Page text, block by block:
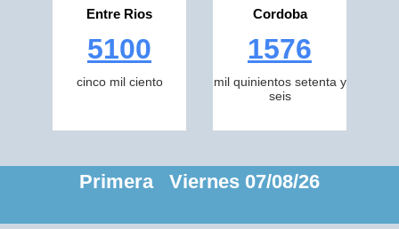
Entre Rios
5100
cinco mil ciento
Cordoba
1576
mil quinientos setenta y
seis
Primera Viernes 07/08/26